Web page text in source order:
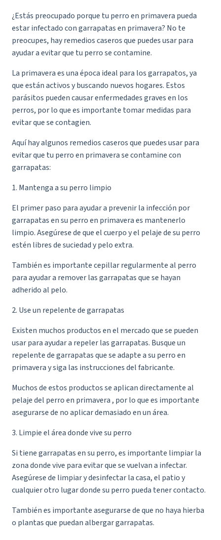
¿Estás preocupado porque tu perro en primavera pueda
estar infectado con garrapatas en primavera? No te
preocupes, hay remedios caseros que puedes usar para
ayudar a evitar que tu perro se contamine.
La primavera es una época ideal para los garrapatos, ya
que están activos y buscando nuevos hogares. Estos
parásitos pueden causar enfermedades graves en los
perros, por lo que es importante tomar medidas para
evitar que se contagien.
Aquí hay algunos remedios caseros que puedes usar para
evitar que tu perro en primavera se contamine con
garrapatas:
1. Mantenga a su perro limpio
El primer paso para ayudar a prevenir la infección por
garrapatas en su perro en primavera es mantenerlo
limpio. Asegúrese de que el cuerpo y el pelaje de su perro
estén libres de suciedad y pelo extra.
También es importante cepillar regularmente al perro
para ayudar a remover las garrapatas que se hayan
adherido al pelo.
2. Use un repelente de garrapatas
Existen muchos productos en el mercado que se pueden
usar para ayudar a repeler las garrapatas. Busque un
repelente de garrapatas que se adapte a su perro en
primavera y siga las instrucciones del fabricante.
Muchos de estos productos se aplican directamente al
pelaje del perro en primavera , por lo que es importante
asegurarse de no aplicar demasiado en un área.
3. Limpie el área donde vive su perro
Si tiene garrapatas en su perro, es importante limpiar la
zona donde vive para evitar que se vuelvan a infectar.
Asegúrese de limpiar y desinfectar la casa, el patio y
cualquier otro lugar donde su perro pueda tener contacto.
También es importante asegurarse de que no haya hierba
o plantas que puedan albergar garrapatas.